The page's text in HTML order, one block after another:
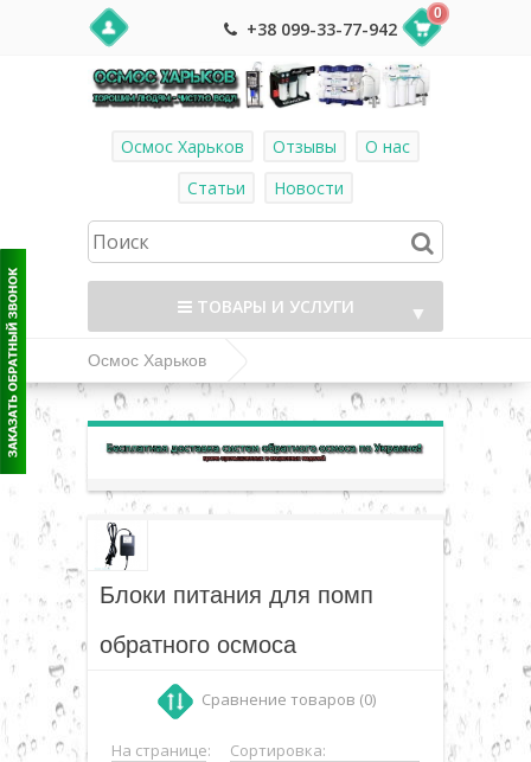
+38 099-33-77-942
0
Осмос Харьков Отзывы
О нас
Статьи
Новости
ТОВАРЫ И УСЛУГИ ▼
Осмос Харьков
Насосы повышения давления (помпы для
осмоса) и комплектующие
Блоки питания для насосов повышения
давления (diaphragm pump)
Блоки питания для помп
обратного осмоса
Сравнение товаров (0)
На странице: Сортировка: